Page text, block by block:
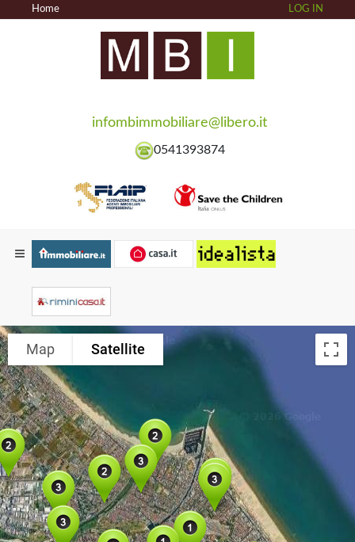
Home LOG IN
infombimmobiliare@libero.it
0541393874
Map Satellite